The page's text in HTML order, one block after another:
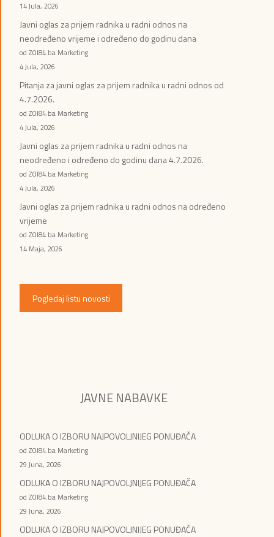
14 Jula, 2026
Javni oglas za prijem radnika u radni odnos na
neodređeno vrijeme i određeno do godinu dana
od ZOI84.ba Marketing
4 Jula, 2026
Pitanja za javni oglas za prijem radnika u radni odnos od
4.7.2026.
od ZOI84.ba Marketing
4 Jula, 2026
Javni oglas za prijem radnika u radni odnos na
neodređeno i određeno do godinu dana 4.7.2026.
od ZOI84.ba Marketing
4 Jula, 2026
Javni oglas za prijem radnika u radni odnos na određeno
vrijeme
od ZOI84.ba Marketing
14 Maja, 2026
Pogledaj listu novosti
JAVNE NABAVKE
ODLUKA O IZBORU NAJPOVOLJNIJEG PONUĐAČA
od ZOI84.ba Marketing
29 Juna, 2026
ODLUKA O IZBORU NAJPOVOLJNIJEG PONUĐAČA
od ZOI84.ba Marketing
29 Juna, 2026
ODLUKA O IZBORU NAJPOVOLJNIJEG PONUĐAČA